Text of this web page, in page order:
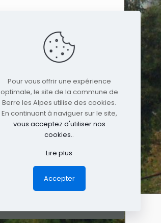
Pour vous offrir une expérience
optimale, le site de la commune de
Berre les Alpes utilise des cookies.
En continuant à naviguer sur le site,
vous acceptez d'utiliser nos
cookies..
Lire plus
Accepter